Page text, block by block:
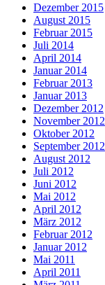
Dezember 2015
August 2015
Februar 2015
Juli 2014
April 2014
Januar 2014
Februar 2013
Januar 2013
Dezember 2012
November 2012
Oktober 2012
September 2012
August 2012
Juli 2012
Juni 2012
Mai 2012
April 2012
März 2012
Februar 2012
Januar 2012
Mai 2011
April 2011